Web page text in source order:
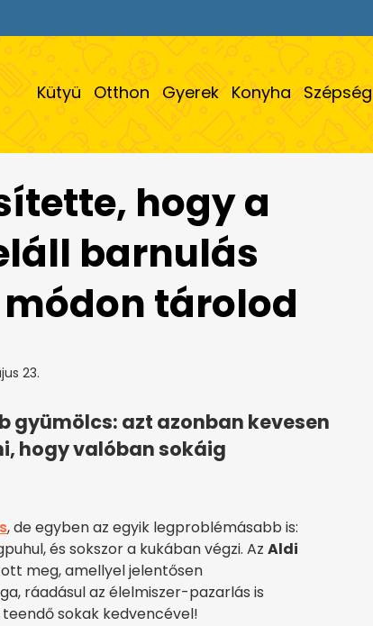
Kütyü Otthon Gyerek Konyha Szépség
hogy a
barnulás
tárolod
23.
gyümölcs: azt azonban kevesen
hogy valóban sokáig
, de egyben az egyik legproblémásabb is:
és sokszor a kukában végzi. Az Aldi
meg, amellyel jelentősen
ráadásul az élelmiszer-pazarlás is
teendő sokak kedvencével!